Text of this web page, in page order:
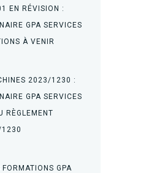
EN RÉVISION :
GPA SERVICES
À VENIR
2023/1230 :
GPA SERVICES
RÈGLEMENT
1230
GPA